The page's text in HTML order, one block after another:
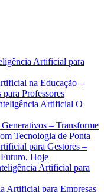
Artificial para
na Educação –
para Professores
Artificial O
– Transforme
Tecnologia de Ponta
para Gestores –
Hoje
Artificial para
Artificial para Empresas